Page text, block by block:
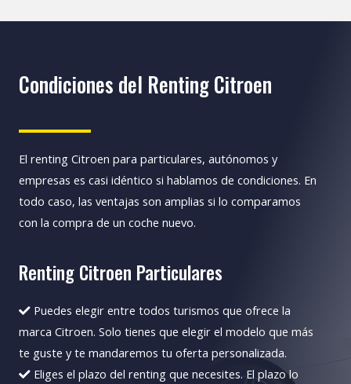
Condiciones del Renting Citroen
El renting Citroen para particulares, autónomos y
empresas es casi idéntico si hablamos de condiciones. En
todo caso, las ventajas son amplias si lo comparamos
con la compra de un coche nuevo.
Renting Citroen Particulares
Puedes elegir entre todos turismos que ofrece la
marca Citroen. Solo tienes que elegir el modelo que más
te guste y te mandaremos tu oferta personalizada.
Eliges el plazo del renting que necesites. El plazo lo